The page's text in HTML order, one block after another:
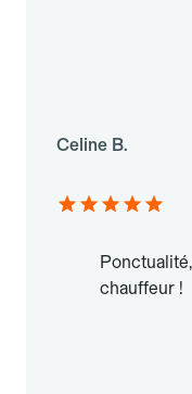
Celine B.
chauffeur !